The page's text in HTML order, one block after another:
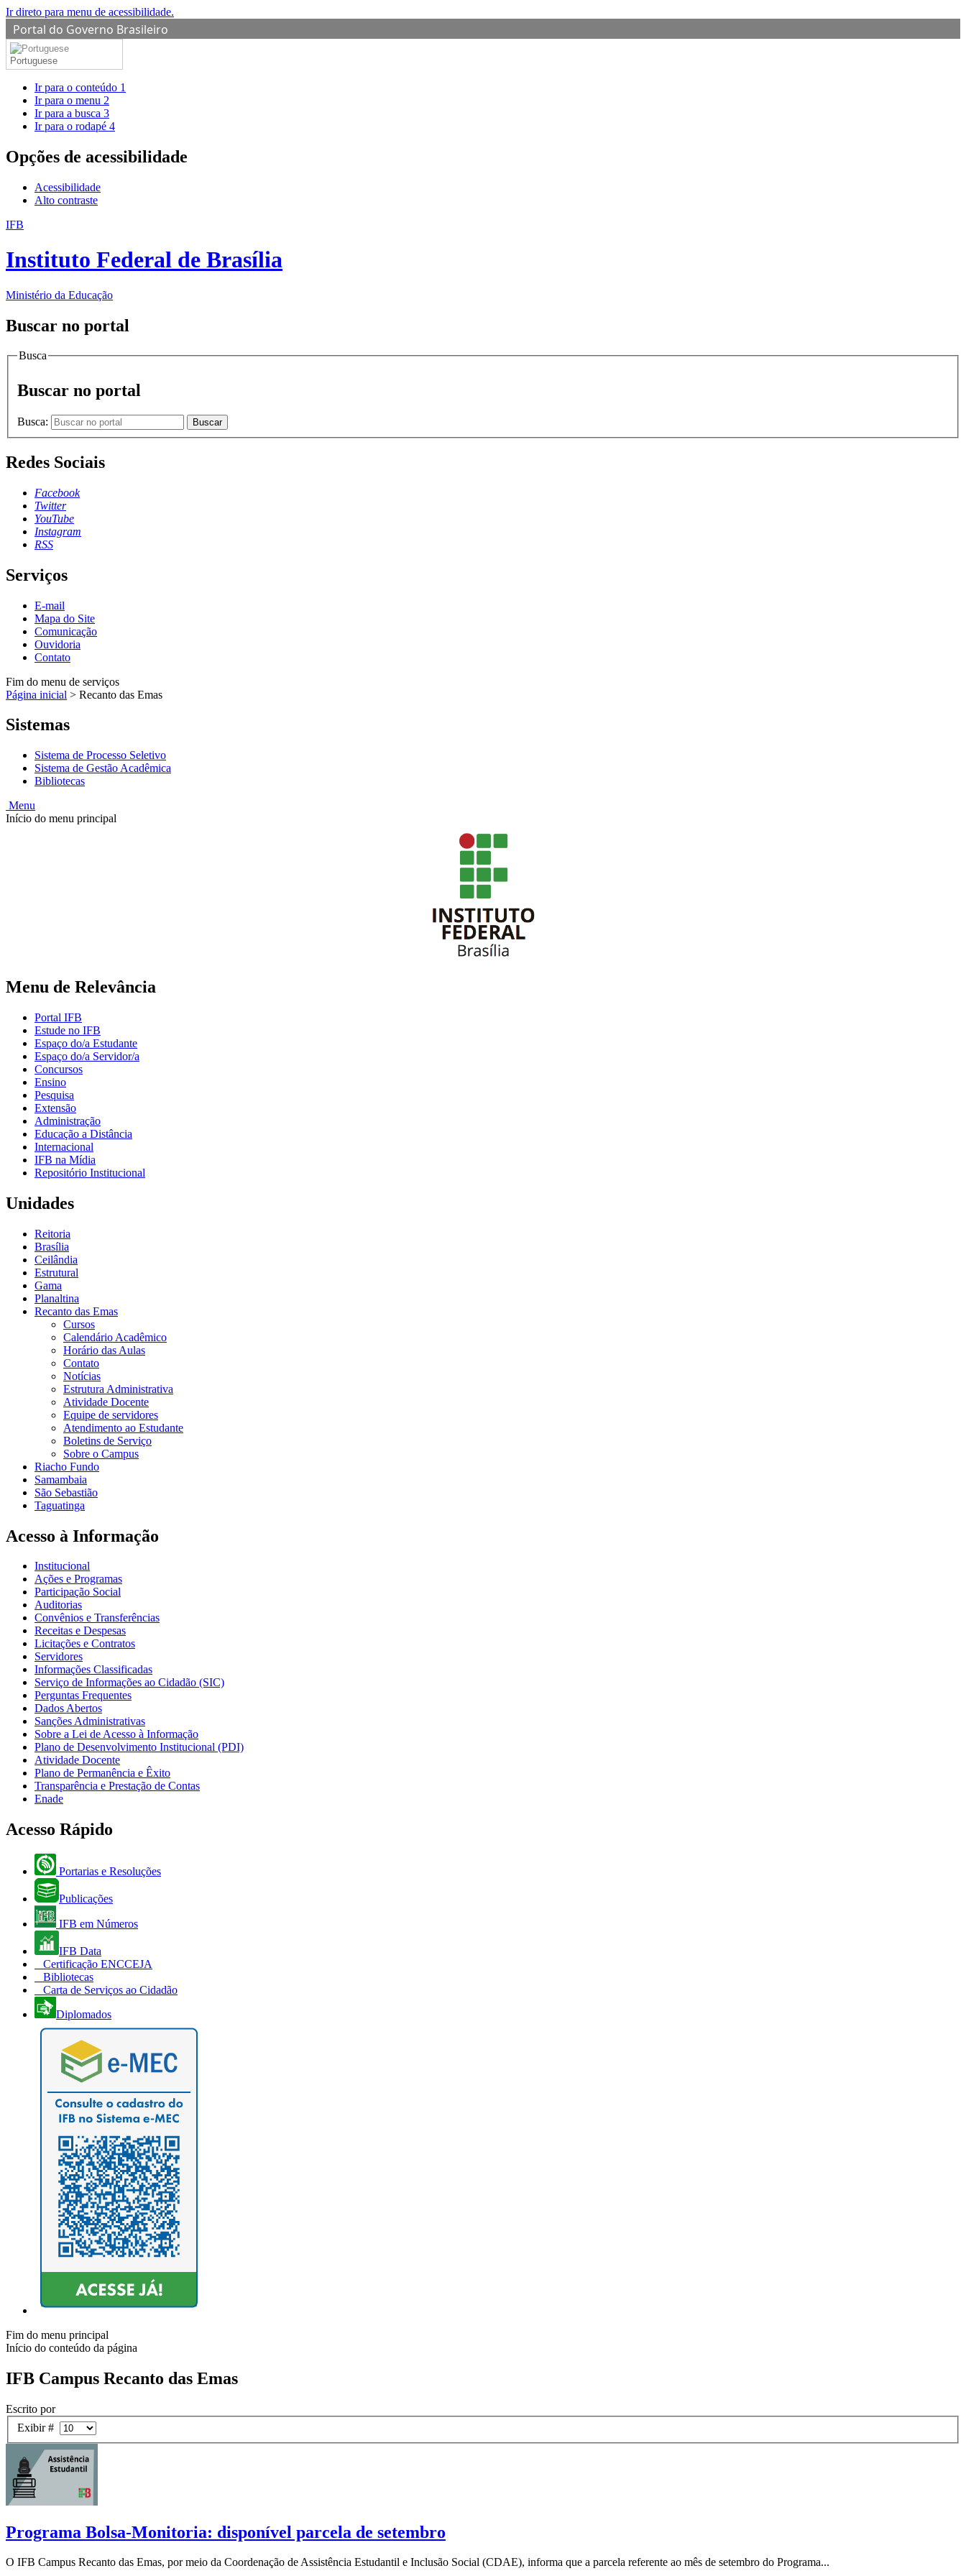
Ir direto para menu de acessibilidade.
Portal do Governo Brasileiro
Portuguese
Ir para o conteúdo 1
Ir para o menu 2
Ir para a busca 3
Ir para o rodapé 4
Opções de acessibilidade
Acessibilidade
Alto contraste
IFB
Instituto Federal de Brasília
Ministério da Educação
Buscar no portal
Busca
Buscar no portal
Busca: Buscar
Redes Sociais
Facebook
Twitter
YouTube
Instagram
RSS
Serviços
E-mail
Mapa do Site
Comunicação
Ouvidoria
Contato
Fim do menu de serviços
Página inicial > Recanto das Emas
Sistemas
Sistema de Processo Seletivo
Sistema de Gestão Acadêmica
Bibliotecas
Menu
Início do menu principal
Menu de Relevância
Portal IFB
Estude no IFB
Espaço do/a Estudante
Espaço do/a Servidor/a
Concursos
Ensino
Pesquisa
Extensão
Administração
Educação a Distância
Internacional
IFB na Mídia
Repositório Institucional
Unidades
Reitoria
Brasília
Ceilândia
Estrutural
Gama
Planaltina
Recanto das Emas
Cursos
Calendário Acadêmico
Horário das Aulas
Contato
Notícias
Estrutura Administrativa
Atividade Docente
Equipe de servidores
Atendimento ao Estudante
Boletins de Serviço
Sobre o Campus
Riacho Fundo
Samambaia
São Sebastião
Taguatinga
Acesso à Informação
Institucional
Ações e Programas
Participação Social
Auditorias
Convênios e Transferências
Receitas e Despesas
Licitações e Contratos
Servidores
Informações Classificadas
Serviço de Informações ao Cidadão (SIC)
Perguntas Frequentes
Dados Abertos
Sanções Administrativas
Sobre a Lei de Acesso à Informação
Plano de Desenvolvimento Institucional (PDI)
Atividade Docente
Plano de Permanência e Êxito
Transparência e Prestação de Contas
Enade
Acesso Rápido
Portarias e Resoluções
Publicações
IFB em Números
IFB Data
Certificação ENCCEJA
Bibliotecas
Carta de Serviços ao Cidadão
Diplomados
Fim do menu principal
Início do conteúdo da página
IFB Campus Recanto das Emas
Escrito por
Exibir #
Programa Bolsa-Monitoria: disponível parcela de setembro
O IFB Campus Recanto das Emas, por meio da Coordenação de Assistência Estudantil e Inclusão Social (CDAE), informa que a parcela referente ao mês de setembro do Programa...